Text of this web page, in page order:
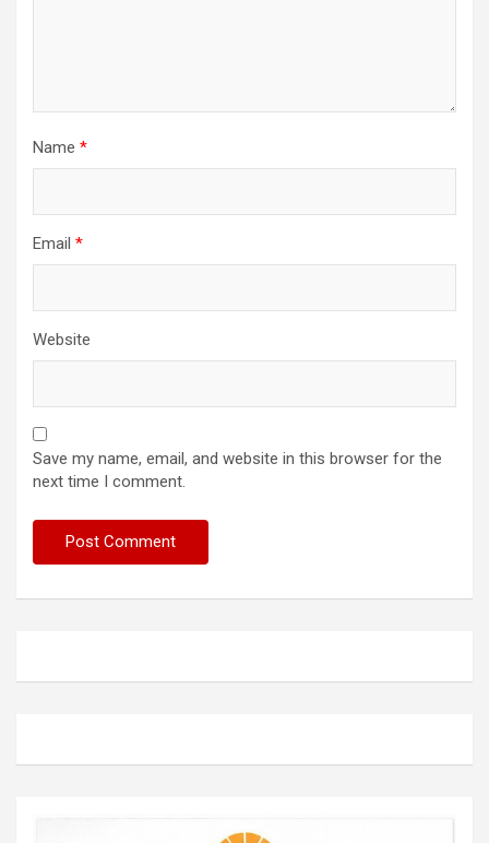
Name *
Email *
Website
Save my name, email, and website in this browser for the
next time I comment.